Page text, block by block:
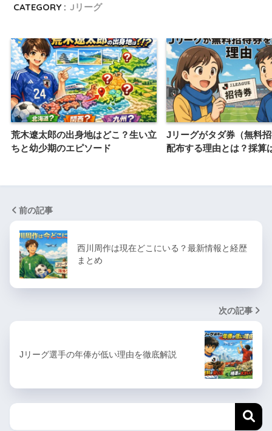
CATEGORY : Jリーグ
荒木遼太郎の出身地はどこ？生い立
ちと幼少期のエピソード
Jリーグがタダ券（無料
配布する理由とは？採算
前の記事
西川周作は現在どこにいる？最新情報と経歴
まとめ
次の記事
Jリーグ選手の年俸が低い理由を徹底解説